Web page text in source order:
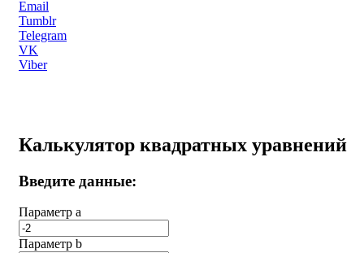
Email
Tumblr
Telegram
VK
Viber
Калькулятор квадратных уравнений
Введите данные:
Параметр a
Параметр b